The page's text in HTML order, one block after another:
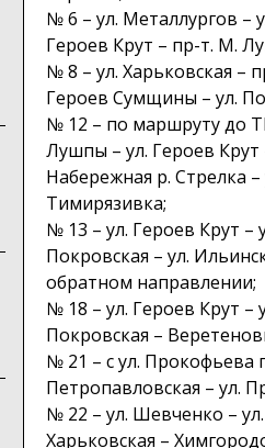
№ 6 – ул. Металлургов –
Героев Крут – пр-т. М.
№ 8 – ул. Харьковская –
Героев Сумщины – ул.
№ 12 – по маршруту до
Лушпы – ул. Героев
Набережная р. Стрелка
Тимирязивка;
№ 13 – ул. Героев Крут –
Покровская – ул.
обратном направлении;
№ 18 – ул. Героев Крут –
Покровская –
№ 21 – с ул. Прокофьева
Петропавловская – ул.
№ 22 – ул. Шевченко –
Харьковская –